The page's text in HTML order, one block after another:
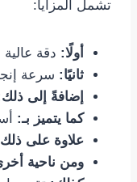
تشمل المزايا:
أولًا: دقة عالية
ثانيًا: سرعة
إضافةً إلى
كما يتميز بـ:
علاوة على
ومن ناحية